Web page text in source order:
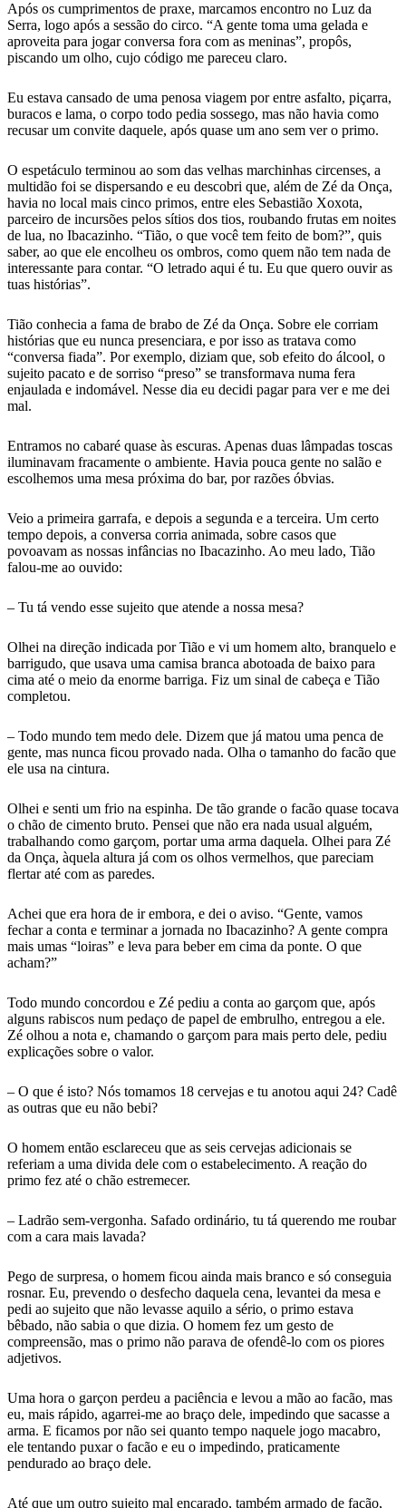
Após os cumprimentos de praxe, marcamos encontro no Luz da
Serra, logo após a sessão do circo. “A gente toma uma gelada e
aproveita para jogar conversa fora com as meninas”, propôs,
piscando um olho, cujo código me pareceu claro.
Eu estava cansado de uma penosa viagem por entre asfalto, piçarra,
buracos e lama, o corpo todo pedia sossego, mas não havia como
recusar um convite daquele, após quase um ano sem ver o primo.
O espetáculo terminou ao som das velhas marchinhas circenses, a
multidão foi se dispersando e eu descobri que, além de Zé da Onça,
havia no local mais cinco primos, entre eles Sebastião Xoxota,
parceiro de incursões pelos sítios dos tios, roubando frutas em noites
de lua, no Ibacazinho. “Tião, o que você tem feito de bom?”, quis
saber, ao que ele encolheu os ombros, como quem não tem nada de
interessante para contar. “O letrado aqui é tu. Eu que quero ouvir as
tuas histórias”.
Tião conhecia a fama de brabo de Zé da Onça. Sobre ele corriam
histórias que eu nunca presenciara, e por isso as tratava como
“conversa fiada”. Por exemplo, diziam que, sob efeito do álcool, o
sujeito pacato e de sorriso “preso” se transformava numa fera
enjaulada e indomável. Nesse dia eu decidi pagar para ver e me dei
mal.
Entramos no cabaré quase às escuras. Apenas duas lâmpadas toscas
iluminavam fracamente o ambiente. Havia pouca gente no salão e
escolhemos uma mesa próxima do bar, por razões óbvias.
Veio a primeira garrafa, e depois a segunda e a terceira. Um certo
tempo depois, a conversa corria animada, sobre casos que
povoavam as nossas infâncias no Ibacazinho. Ao meu lado, Tião
falou-me ao ouvido:
– Tu tá vendo esse sujeito que atende a nossa mesa?
Olhei na direção indicada por Tião e vi um homem alto, branquelo e
barrigudo, que usava uma camisa branca abotoada de baixo para
cima até o meio da enorme barriga. Fiz um sinal de cabeça e Tião
completou.
– Todo mundo tem medo dele. Dizem que já matou uma penca de
gente, mas nunca ficou provado nada. Olha o tamanho do facão que
ele usa na cintura.
Olhei e senti um frio na espinha. De tão grande o facão quase tocava
o chão de cimento bruto. Pensei que não era nada usual alguém,
trabalhando como garçom, portar uma arma daquela. Olhei para Zé
da Onça, àquela altura já com os olhos vermelhos, que pareciam
flertar até com as paredes.
Achei que era hora de ir embora, e dei o aviso. “Gente, vamos
fechar a conta e terminar a jornada no Ibacazinho? A gente compra
mais umas “loiras” e leva para beber em cima da ponte. O que
acham?”
Todo mundo concordou e Zé pediu a conta ao garçom que, após
alguns rabiscos num pedaço de papel de embrulho, entregou a ele.
Zé olhou a nota e, chamando o garçom para mais perto dele, pediu
explicações sobre o valor.
– O que é isto? Nós tomamos 18 cervejas e tu anotou aqui 24? Cadê
as outras que eu não bebi?
O homem então esclareceu que as seis cervejas adicionais se
referiam a uma divida dele com o estabelecimento. A reação do
primo fez até o chão estremecer.
– Ladrão sem-vergonha. Safado ordinário, tu tá querendo me roubar
com a cara mais lavada?
Pego de surpresa, o homem ficou ainda mais branco e só conseguia
rosnar. Eu, prevendo o desfecho daquela cena, levantei da mesa e
pedi ao sujeito que não levasse aquilo a sério, o primo estava
bêbado, não sabia o que dizia. O homem fez um gesto de
compreensão, mas o primo não parava de ofendê-lo com os piores
adjetivos.
Uma hora o garçon perdeu a paciência e levou a mão ao facão, mas
eu, mais rápido, agarrei-me ao braço dele, impedindo que sacasse a
arma. E ficamos por não sei quanto tempo naquele jogo macabro,
ele tentando puxar o facão e eu o impedindo, praticamente
pendurado ao braço dele.
Até que um outro sujeito mal encarado, também armado de facão,